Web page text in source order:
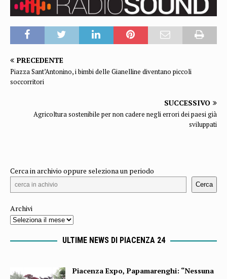
PRECEDENTE
Piazza Sant’Antonino, i bimbi delle Gianelline diventano piccoli
soccorritori
SUCCESSIVO
Agricoltura sostenibile per non cadere negli errori dei paesi già
sviluppati
Cerca in archivio oppure seleziona un periodo
Cerca
Archivi
ULTIME NEWS DI PIACENZA 24
Piacenza Expo, Papamarenghi: “Nessuna